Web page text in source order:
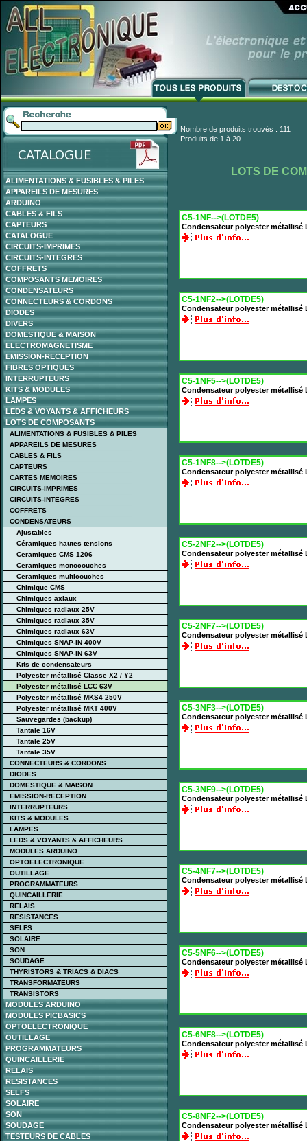
ALIMENTATIONS & FUSIBLES & PILES
APPAREILS DE MESURES
ARDUINO
CABLES & FILS
CAPTEURS
CATALOGUE
CIRCUITS-IMPRIMES
CIRCUITS-INTEGRES
COFFRETS
COMPOSANTS MEMOIRES
CONDENSATEURS
CONNECTEURS & CORDONS
DIODES
DIVERS
DOMESTIQUE & MAISON
ELECTROMAGNETISME
EMISSION-RECEPTION
FIBRES OPTIQUES
INTERRUPTEURS
KITS & MODULES
LAMPES
LEDS & VOYANTS & AFFICHEURS
LOTS DE COMPOSANTS
ALIMENTATIONS & FUSIBLES & PILES
APPAREILS DE MESURES
CABLES & FILS
CAPTEURS
CARTES MEMOIRES
CIRCUITS-IMPRIMES
CIRCUITS-INTEGRES
COFFRETS
CONDENSATEURS
Ajustables
Céramiques hautes tensions
Ceramiques CMS 1206
Ceramiques monocouches
Ceramiques multicouches
Chimique CMS
Chimiques axiaux
Chimiques radiaux 25V
Chimiques radiaux 35V
Chimiques radiaux 63V
Chimiques SNAP-IN 400V
Chimiques SNAP-IN 63V
Kits de condensateurs
Polyester métallisé Classe X2 / Y2
Polyester métallisé LCC 63V
Polyester métallisé MKS4 250V
Polyester métallisé MKT 400V
Sauvegardes (backup)
Tantale 16V
Tantale 25V
Tantale 35V
CONNECTEURS & CORDONS
DIODES
DOMESTIQUE & MAISON
EMISSION-RECEPTION
INTERRUPTEURS
KITS & MODULES
LAMPES
LEDS & VOYANTS & AFFICHEURS
MODULES ARDUINO
OPTOELECTRONIQUE
OUTILLAGE
PROGRAMMATEURS
QUINCAILLERIE
RELAIS
RESISTANCES
SELFS
SOLAIRE
SON
SOUDAGE
THYRISTORS & TRIACS & DIACS
TRANSFORMATEURS
TRANSISTORS
MODULES ARDUINO
MODULES PICBASICS
OPTOELECTRONIQUE
OUTILLAGE
PROGRAMMATEURS
QUINCAILLERIE
RELAIS
RESISTANCES
SELFS
SOLAIRE
SON
SOUDAGE
TESTEURS DE CABLES
Nombre de produits trouvés : 111
Produits de 1 à 20
LOTS DE
C5-1NF-->(LOTDE5)
Condensateur polyester métallisé
C5-1NF2-->(LOTDE5)
Condensateur polyester métallisé
C5-1NF5-->(LOTDE5)
Condensateur polyester métallisé
C5-1NF8-->(LOTDE5)
Condensateur polyester métallisé
C5-2NF2-->(LOTDE5)
Condensateur polyester métallisé
C5-2NF7-->(LOTDE5)
Condensateur polyester métallisé
C5-3NF3-->(LOTDE5)
Condensateur polyester métallisé
C5-3NF9-->(LOTDE5)
Condensateur polyester métallisé
C5-4NF7-->(LOTDE5)
Condensateur polyester métallisé
C5-5NF6-->(LOTDE5)
Condensateur polyester métallisé
C5-6NF8-->(LOTDE5)
Condensateur polyester métallisé
C5-8NF2-->(LOTDE5)
Condensateur polyester métallisé